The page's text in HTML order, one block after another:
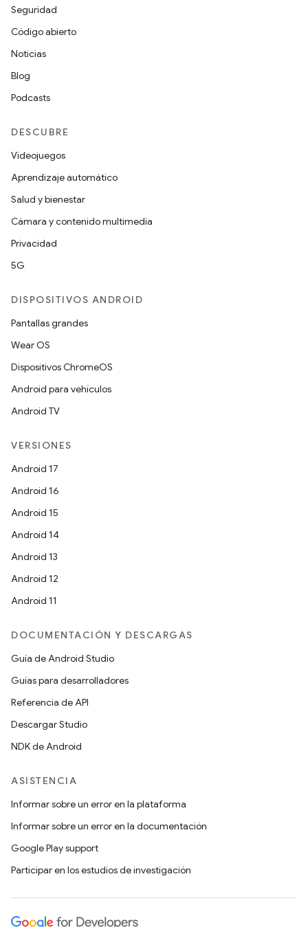
Seguridad
Código abierto
Noticias
Blog
Podcasts
DESCUBRE
Videojuegos
Aprendizaje automático
Salud y bienestar
Cámara y contenido multimedia
Privacidad
5G
DISPOSITIVOS ANDROID
Pantallas grandes
Wear OS
Dispositivos ChromeOS
Android para vehículos
Android TV
VERSIONES
Android 17
Android 16
Android 15
Android 14
Android 13
Android 12
Android 11
DOCUMENTACIÓN Y DESCARGAS
Guía de Android Studio
Guías para desarrolladores
Referencia de API
Descargar Studio
NDK de Android
ASISTENCIA
Informar sobre un error en la plataforma
Informar sobre un error en la documentación
Google Play support
Participar en los estudios de investigación